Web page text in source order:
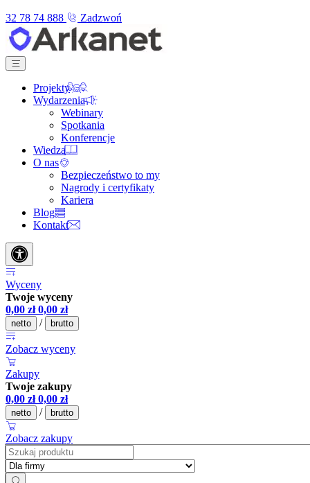
32 78 74 888
Zadzwoń
Projekty
Wydarzenia
Webinary
Spotkania
Konferencje
Wiedza
O nas
Bezpieczeństwo to my
Nagrody i certyfikaty
Kariera
Blog
Kontakt
Wyceny
Twoje wyceny
0,00 zł 0,00 zł
netto / brutto
Zobacz wyceny
Zakupy
Twoje zakupy
0,00 zł 0,00 zł
netto / brutto
Zobacz zakupy